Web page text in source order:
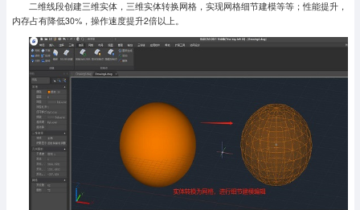
二维线段创建三维实体，三维实体转换网格，实现网格细节建模等等；性能提升，
内存占有降低30%，操作速度提升2倍以上。